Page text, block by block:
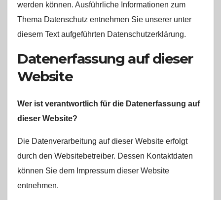
werden können. Ausführliche Informationen zum
Thema Datenschutz entnehmen Sie unserer unter
diesem Text aufgeführten Datenschutzerklärung.
Datenerfassung auf dieser
Website
Wer ist verantwortlich für die Datenerfassung auf
dieser Website?
Die Datenverarbeitung auf dieser Website erfolgt
durch den Websitebetreiber. Dessen Kontaktdaten
können Sie dem Impressum dieser Website
entnehmen.